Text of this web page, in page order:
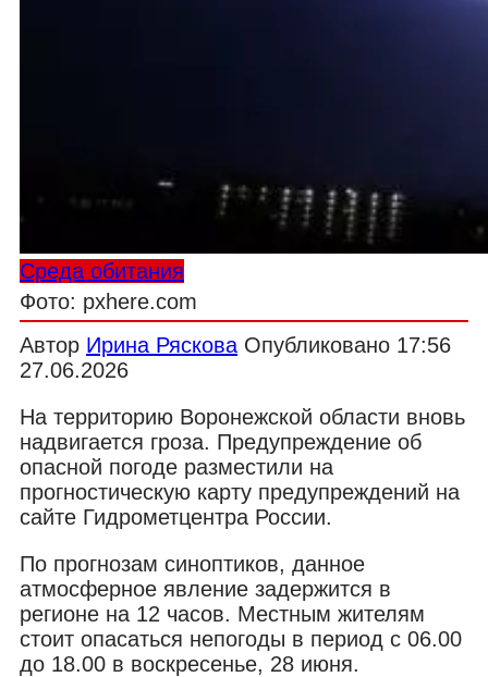
Среда обитания
Фото: pxhere.com
Автор Ирина Ряскова Опубликовано 17:56
27.06.2026
На территорию Воронежской области вновь
надвигается гроза. Предупреждение об
опасной погоде разместили на
прогностическую карту предупреждений на
сайте Гидрометцентра России.
По прогнозам синоптиков, данное
атмосферное явление задержится в
регионе на 12 часов. Местным жителям
стоит опасаться непогоды в период с 06.00
до 18.00 в воскресенье, 28 июня.